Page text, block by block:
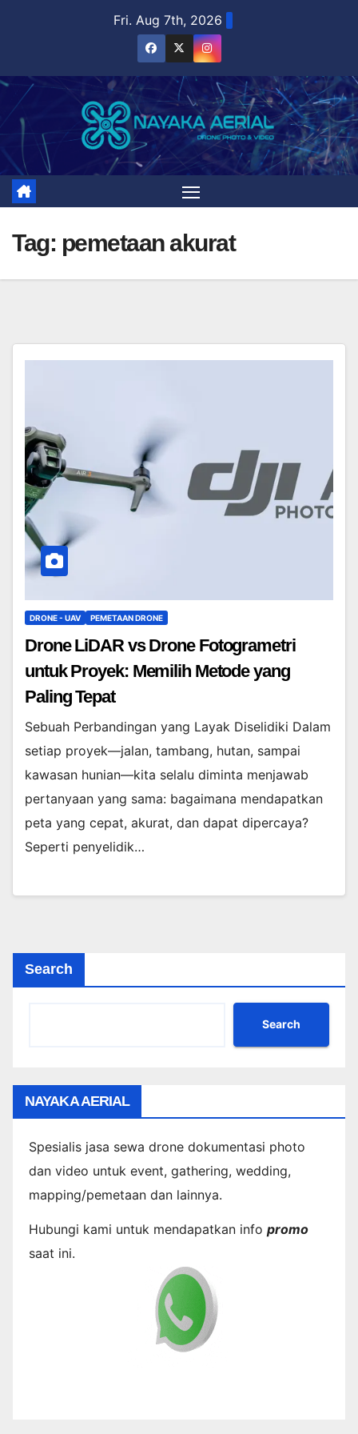
Fri. Aug 7th, 2026
Tag: pemetaan akurat
DRONE - UAV PEMETAAN DRONE
Drone LiDAR vs Drone Fotogrametri
untuk Proyek: Memilih Metode yang
Paling Tepat
Sebuah Perbandingan yang Layak Diselidiki Dalam
setiap proyek—jalan, tambang, hutan, sampai
kawasan hunian—kita selalu diminta menjawab
pertanyaan yang sama: bagaimana mendapatkan
peta yang cepat, akurat, dan dapat dipercaya?
Seperti penyelidik…
Search
Search
NAYAKA AERIAL
Spesialis jasa sewa drone dokumentasi photo
dan video untuk event, gathering, wedding,
mapping/pemetaan dan lainnya.
Hubungi kami untuk mendapatkan info promo
saat ini.